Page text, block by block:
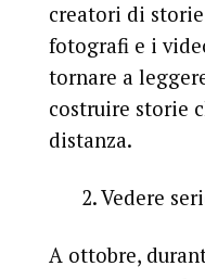
creatori di
fotografi e i
tornare a
costruire storie
distanza.
2. Vedere
A ottobre,